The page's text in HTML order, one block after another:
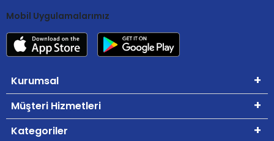
Mobil Uygulamalarımız
Kurumsal
Müşteri Hizmetleri
Kategoriler